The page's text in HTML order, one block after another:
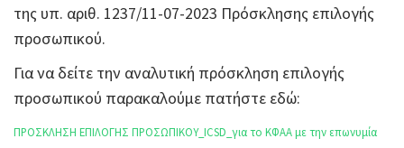
της υπ. αριθ. 1237/11-07-2023 Πρόσκλησης επιλογής
προσωπικού.
Για να δείτε την αναλυτική πρόσκληση επιλογής
προσωπικού παρακαλούμε πατήστε εδώ:
ΠΡΟΣΚΛΗΣΗ ΕΠΙΛΟΓΗΣ ΠΡΟΣΩΠΙΚΟΥ_ICSD_για το ΚΦΑΑ με την επωνυμία